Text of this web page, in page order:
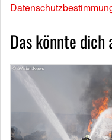
Das könnte